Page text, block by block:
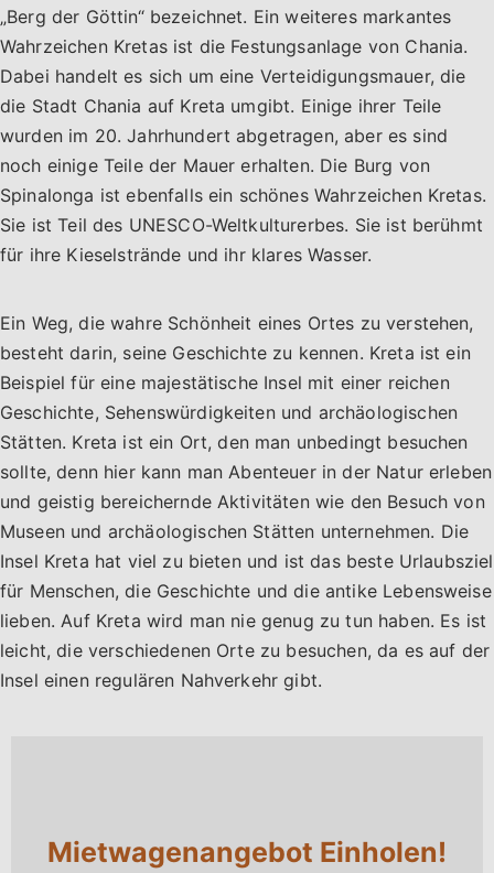
„Berg der Göttin“ bezeichnet. Ein weiteres markantes
Wahrzeichen Kretas ist die Festungsanlage von Chania.
Dabei handelt es sich um eine Verteidigungsmauer, die
die Stadt Chania auf Kreta umgibt. Einige ihrer Teile
wurden im 20. Jahrhundert abgetragen, aber es sind
noch einige Teile der Mauer erhalten. Die Burg von
Spinalonga ist ebenfalls ein schönes Wahrzeichen Kretas.
Sie ist Teil des UNESCO-Weltkulturerbes. Sie ist berühmt
für ihre Kieselstrände und ihr klares Wasser.
Ein Weg, die wahre Schönheit eines Ortes zu verstehen,
besteht darin, seine Geschichte zu kennen. Kreta ist ein
Beispiel für eine majestätische Insel mit einer reichen
Geschichte, Sehenswürdigkeiten und archäologischen
Stätten. Kreta ist ein Ort, den man unbedingt besuchen
sollte, denn hier kann man Abenteuer in der Natur erleben
und geistig bereichernde Aktivitäten wie den Besuch von
Museen und archäologischen Stätten unternehmen. Die
Insel Kreta hat viel zu bieten und ist das beste Urlaubsziel
für Menschen, die Geschichte und die antike Lebensweise
lieben. Auf Kreta wird man nie genug zu tun haben. Es ist
leicht, die verschiedenen Orte zu besuchen, da es auf der
Insel einen regulären Nahverkehr gibt.
Mietwagenangebot Einholen!